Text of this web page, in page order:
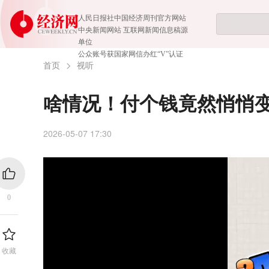
人民日报社中国经济周刊官方网站
中央新闻网站 互联网新闻信息稿源
单位
公众账号获国家网信办红“V”认证
首页 视听
啥情况！付个钱竟然悄悄
2026-05-07 17:30
0
收藏